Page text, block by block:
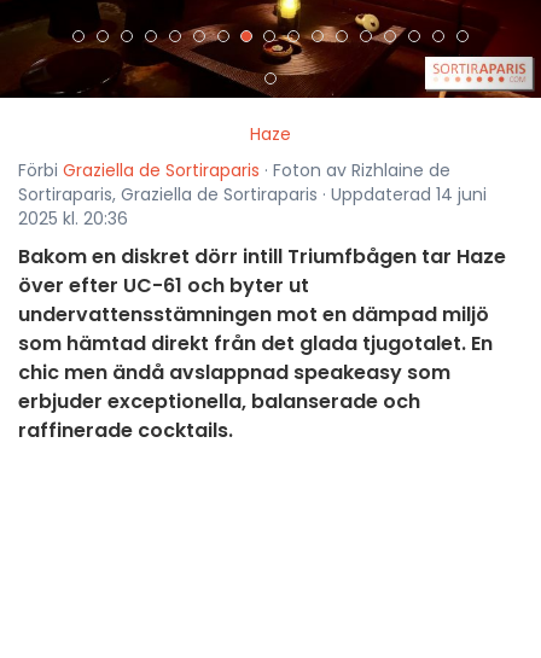
Haze
Förbi Graziella de Sortiraparis · Foton av Rizhlaine de
Sortiraparis, Graziella de Sortiraparis · Uppdaterad 14 juni
2025 kl. 20:36
Bakom en diskret dörr intill Triumfbågen tar Haze
över efter UC-61 och byter ut
undervattensstämningen mot en dämpad miljö
som hämtad direkt från det glada tjugotalet. En
chic men ändå avslappnad speakeasy som
erbjuder exceptionella, balanserade och
raffinerade cocktails.